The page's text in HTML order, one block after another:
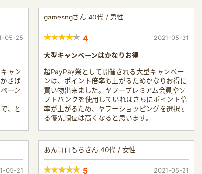
05-25
ャン
さば
ーン
、と
gamesngさん 40代 / 男性
4 2021-05-21
大型キャンペーンはかなりお得
超PayPay祭として開催される大型キャンペー
ンは、ポイント倍率も上がるためかなりお得に
買い物出来ました。ヤフープレミアム会員やソ
フトバンクを使用していればさらにポイント倍
率が上がるため、ヤフーショッピングを選択す
る優先順位は高くなると思います。
05-21
あんコロもちさん 40代 / 女性
5 2021-05-21